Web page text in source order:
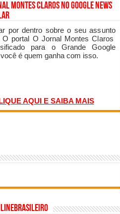
Montes Claros no Google News
por dentro sobre o seu assunto
O portal O Jornal Montes Claros
para o Grande Google
é quem ganha com isso.
AQUI E SAIBA MAIS